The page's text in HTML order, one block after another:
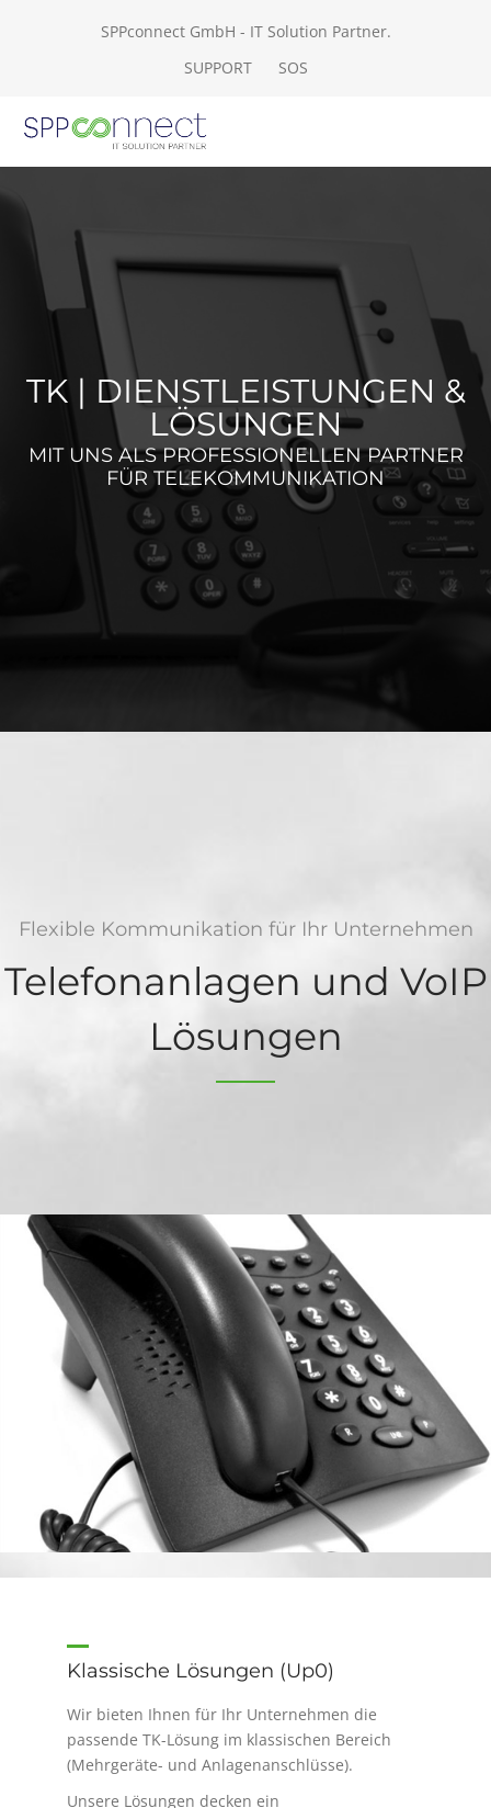
SPPconnect GmbH - IT Solution Partner.
SUPPORT
SOS
TK | DIENSTLEISTUNGEN &
LÖSUNGEN
MIT UNS ALS PROFESSIONELLEN PARTNER
FÜR TELEKOMMUNIKATION
Flexible Kommunikation für Ihr Unternehmen
Telefonanlagen und VoIP
Lösungen
Klassische Lösungen (Up0)
Wir bieten Ihnen für Ihr Unternehmen die
passende TK-Lösung im klassischen Bereich
(Mehrgeräte- und Anlagenanschlüsse).
Unsere Lösungen decken ein